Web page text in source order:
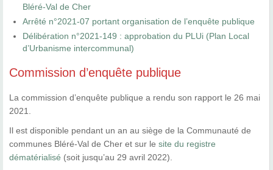
Bléré-Val de Cher
Arrêté n°2021-07 portant organisation de l’enquête publique
Délibération n°2021-149 : approbation du PLUi (Plan Local
d’Urbanisme intercommunal)
Commission d’enquête publique
La commission d’enquête publique a rendu son rapport le 26 mai
2021.
Il est disponible pendant un an au siège de la Communauté de
communes Bléré-Val de Cher et sur le site du registre
dématérialisé (soit jusqu’au 29 avril 2022).